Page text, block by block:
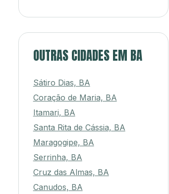
OUTRAS CIDADES EM BA
Sátiro Dias, BA
Coração de Maria, BA
Itamari, BA
Santa Rita de Cássia, BA
Maragogipe, BA
Serrinha, BA
Cruz das Almas, BA
Canudos, BA